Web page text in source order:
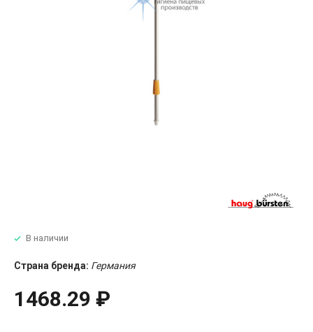
В наличии
Страна бренда: Германия
1468.29 ₽